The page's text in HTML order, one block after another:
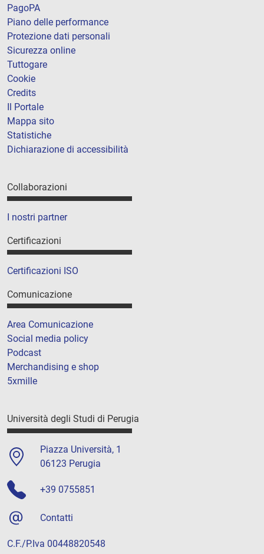
PagoPA
Piano delle performance
Protezione dati personali
Sicurezza online
Tuttogare
Cookie
Credits
Il Portale
Mappa sito
Statistiche
Dichiarazione di accessibilità
Collaborazioni
I nostri partner
Certificazioni
Certificazioni ISO
Comunicazione
Area Comunicazione
Social media policy
Podcast
Merchandising e shop
5xmille
Università degli Studi di Perugia
Piazza Università, 1
06123 Perugia
+39 0755851
Contatti
C.F./P.Iva 00448820548